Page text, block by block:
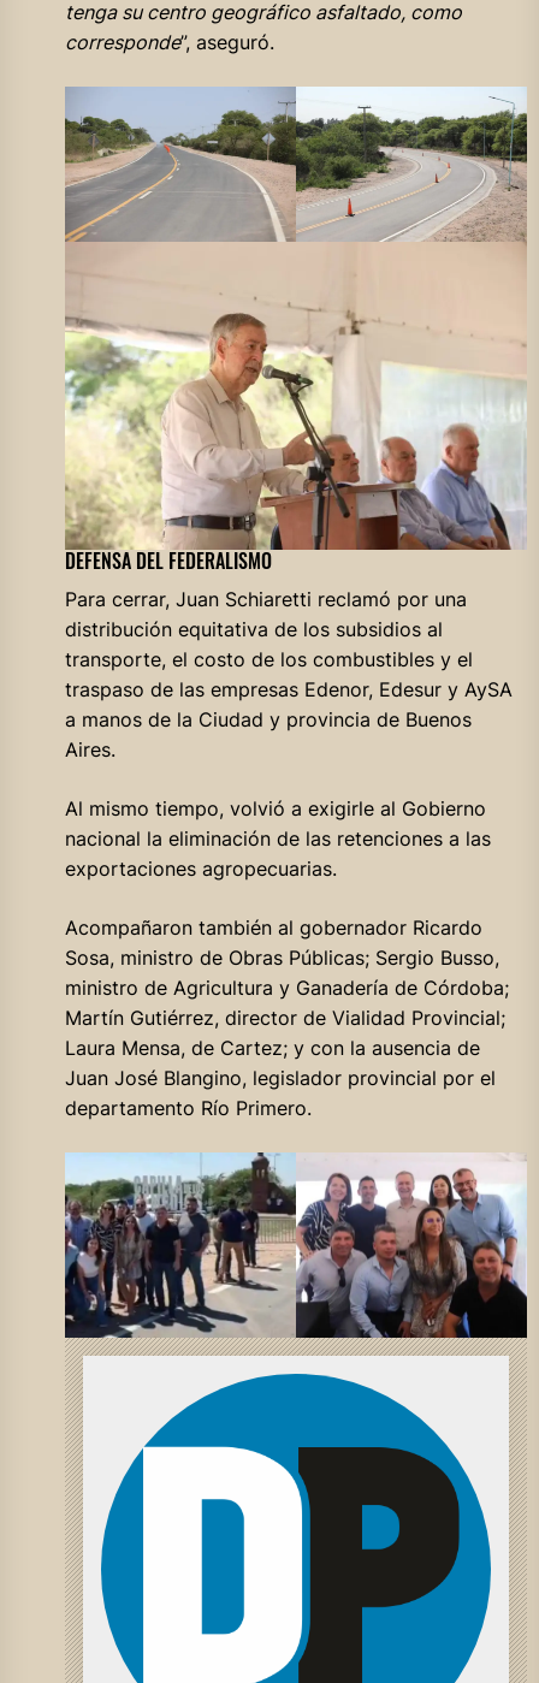
tenga su centro geográfico asfaltado, como
corresponde”, aseguró.
DEFENSA DEL FEDERALISMO
Para cerrar, Juan Schiaretti reclamó por una
distribución equitativa de los subsidios al
transporte, el costo de los combustibles y el
traspaso de las empresas Edenor, Edesur y AySA
a manos de la Ciudad y provincia de Buenos
Aires.
Al mismo tiempo, volvió a exigirle al Gobierno
nacional la eliminación de las retenciones a las
exportaciones agropecuarias.
Acompañaron también al gobernador Ricardo
Sosa, ministro de Obras Públicas; Sergio Busso,
ministro de Agricultura y Ganadería de Córdoba;
Martín Gutiérrez, director de Vialidad Provincial;
Laura Mensa, de Cartez; y con la ausencia de
Juan José Blangino, legislador provincial por el
departamento Río Primero.